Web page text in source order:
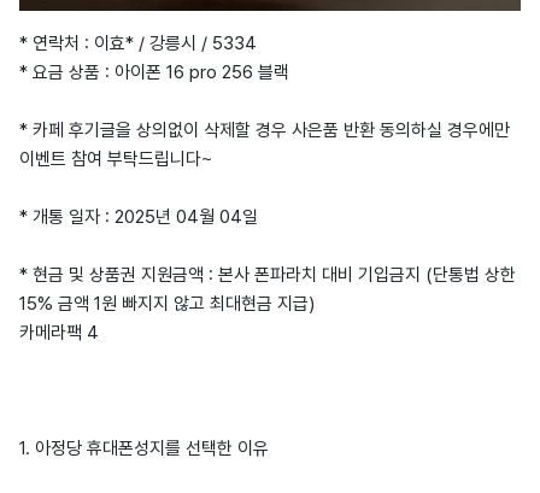
* 연락처 : 이효* / 강릉시 / 5334
* 요금 상품 : 아이폰 16 pro 256 블랙
* 카페 후기글을 상의없이 삭제할 경우 사은품 반환 동의하실 경우에만
이벤트 참여 부탁드립니다~
* 개통 일자 : 2025년 04월 04일
* 현금 및 상품권 지원금액 : 본사 폰파라치 대비 기입금지 (단통법 상한
15% 금액 1원 빠지지 않고 최대현금 지급)
카메라팩 4
1. 아정당 휴대폰성지를 선택한 이유